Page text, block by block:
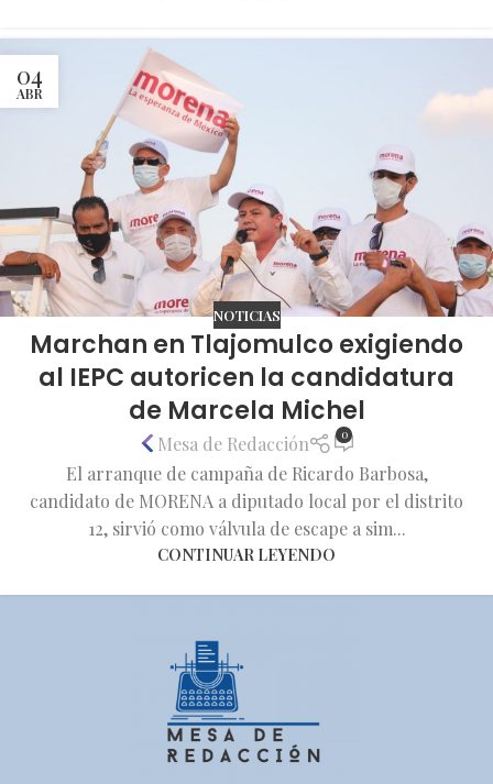
04
ABR
NOTICIAS
Marchan en Tlajomulco exigiendo
al IEPC autoricen la candidatura
de Marcela Michel
Mesa de Redacción 0
El arranque de campaña de Ricardo Barbosa,
candidato de MORENA a diputado local por el distrito
12, sirvió como válvula de escape a sim...
CONTINUAR LEYENDO